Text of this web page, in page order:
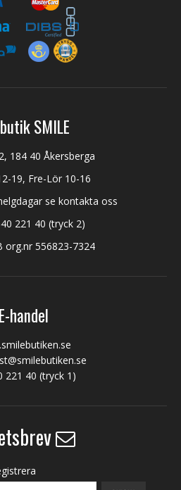
SMILE
184 40 Åkersberga
19, Fre-Lör 10-16
se kontakta oss
221 40 (tryck 2)
org.nr 556823-7324
E-handel
221 40 (tryck 1)